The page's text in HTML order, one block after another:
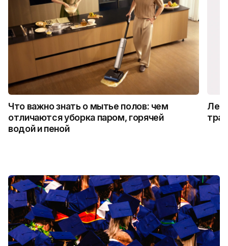
Что важно знать о мытье полов: чем
отличаются уборка паром, горячей
водой и пеной